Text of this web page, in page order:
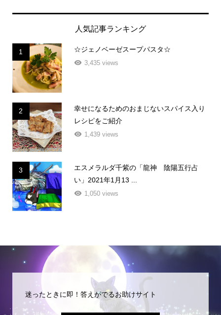
人気記事ランキング
1 ☆ジェノベーゼスープパスタ☆
3,435 views
2
幸せになるためのおまじないスパイス入り
レシピをご紹介
1,439 views
3
エスメラルダ千紫の「龍神 陰陽五行占
い」2021年1月13 ...
1,050 views
迷ったときに即！答えがでるお助けサイト